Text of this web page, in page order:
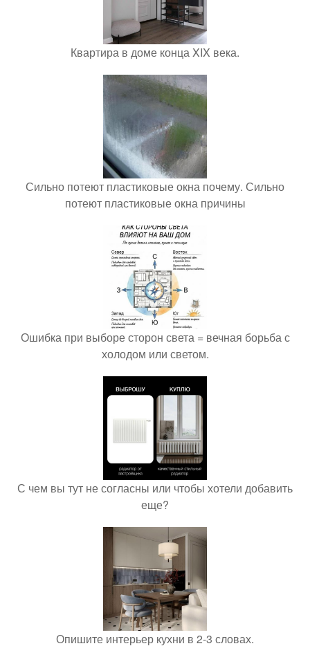
Квартира в доме конца XIX века.
Сильно потеют пластиковые окна почему. Сильно
потеют пластиковые окна причины
Ошибка при выборе сторон света = вечная борьба с
холодом или светом.
С чем вы тут не согласны или чтобы хотели добавить
еще?
Опишите интерьер кухни в 2-3 словах.